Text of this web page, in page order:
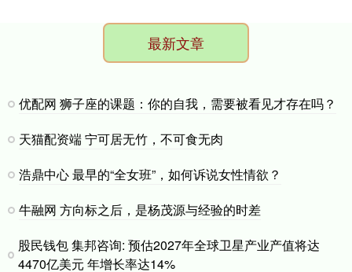
最新文章
优配网 狮子座的课题：你的自我，需要被看见才存在吗？
天猫配资端 宁可居无竹，不可食无肉
浩鼎中心 最早的“全女班”，如何诉说女性情欲？
牛融网 方向标之后，是杨茂源与经验的时差
股民钱包 集邦咨询: 预估2027年全球卫星产业产值将达
4470亿美元 年增长率达14%